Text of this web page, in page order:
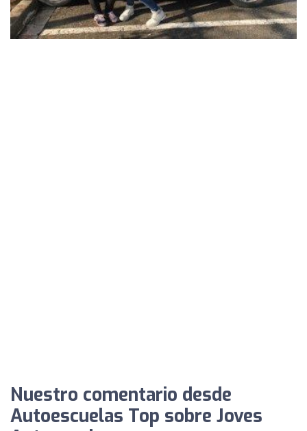
Nuestro comentario desde
Autoescuelas Top sobre Joves